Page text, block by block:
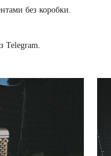
без коробки.
Telegram.